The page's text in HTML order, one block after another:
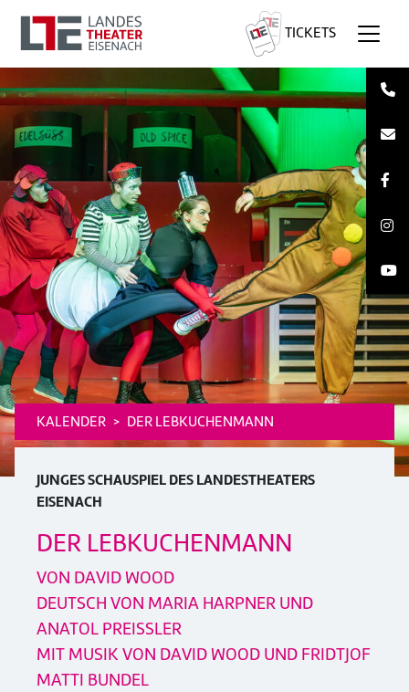
TICKETS
KALENDER DER LEBKUCHENMANN
JUNGES SCHAUSPIEL DES LANDESTHEATERS
EISENACH
DER LEBKUCHENMANN
VON DAVID WOOD
DEUTSCH VON MARIA HARPNER UND
ANATOL PREISSLER
MIT MUSIK VON DAVID WOOD UND FRIDTJOF
MATTI BUNDEL